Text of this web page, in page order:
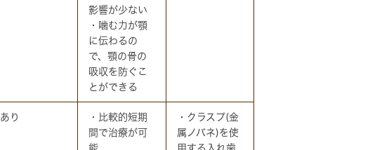
影響が少ない
・噛む力が顎
に伝わるの
で、顎の骨の
吸収を防ぐこ
とができる
あり
・比較的短期
間で治療が可
能
・クラスプ(金
属ノバネ)を使
用する入れ歯